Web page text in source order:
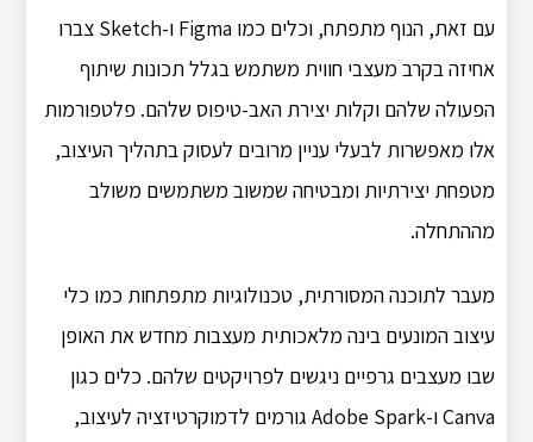
עם זאת, הנוף מתפתח, וכלים כמו Figma ו-Sketch צברו
אחיזה בקרב מעצבי חווית משתמש בגלל תכונות שיתוף
הפעולה שלהם וקלות יצירת האב-טיפוס שלהם. פלטפורמות
אלו מאפשרות לבעלי עניין מרובים לעסוק בתהליך העיצוב,
מטפחת יצירתיות ומבטיחה שמשוב משתמשים משולב
מההתחלה.
מעבר לתוכנה המסורתית, טכנולוגיות מתפתחות כמו כלי
עיצוב המונעים בינה מלאכותית מעצבות מחדש את האופן
שבו מעצבים גרפיים ניגשים לפרויקטים שלהם. כלים כגון
Canva ו-Adobe Spark גורמים לדמוקרטיזציה לעיצוב,